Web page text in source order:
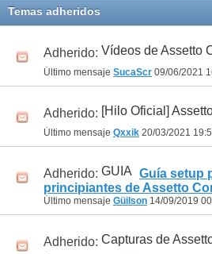
Temas adheridos
Adherido: Vídeos de Assetto
Último mensaje SucaScr 09/06/2021
Adherido: [Hilo Oficial]
Último mensaje Qxxik 20/03/2021
Adherido: GUIA Guía setup
principiantes de Assetto
Último mensaje Güilson 14/09/2019
Adherido: Capturas de